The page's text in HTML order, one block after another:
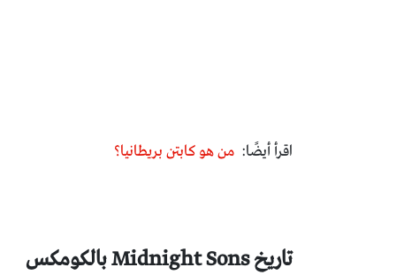
اقرأ أيضًا: من هو كابتن بريطانيا؟
تاريخ Midnight Sons بالكومكس